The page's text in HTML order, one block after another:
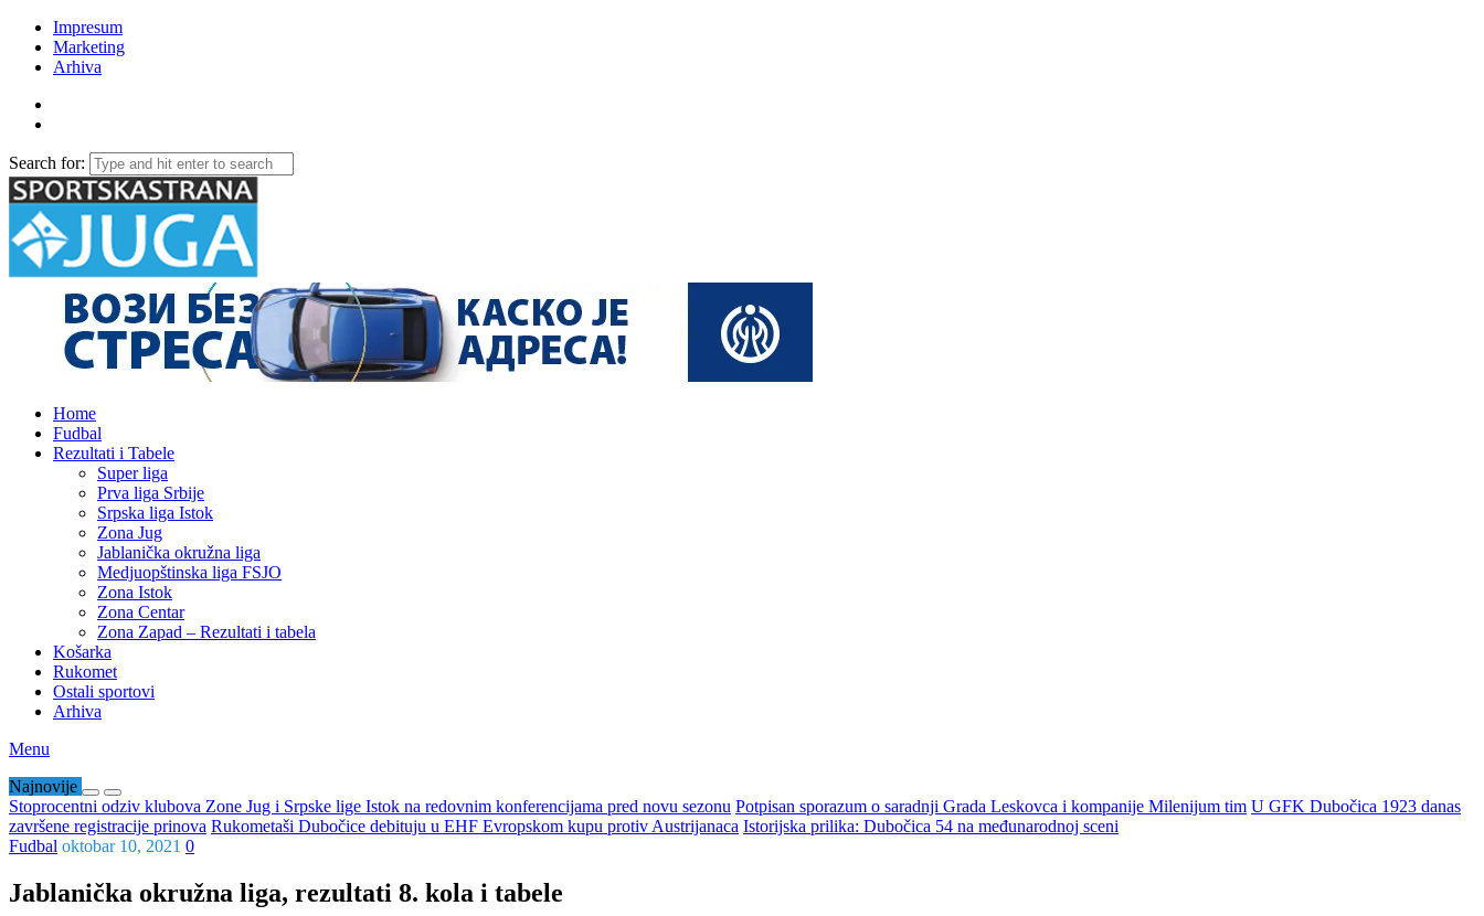
Impresum
Marketing
Arhiva
Search for:
Home
Fudbal
Rezultati i Tabele
Super liga
Prva liga Srbije
Srpska liga Istok
Zona Jug
Jablanička okružna liga
Medjuopštinska liga FSJO
Zona Istok
Zona Centar
Zona Zapad – Rezultati i tabela
Košarka
Rukomet
Ostali sportovi
Arhiva
Menu
Najnovije
Stoprocentni odziv klubova Zone Jug i Srpske lige Istok na redovnim konferencijama pred novu sezonu Potpisan sporazum o saradnji Grada Leskovca i kompanije Milenijum tim U GFK Dubočica 1923 danas
završene registracije prinova Rukometaši Dubočice debituju u EHF Evropskom kupu protiv Austrijanaca Istorijska prilika: Dubočica 54 na međunarodnoj sceni
Fudbal oktobar 10, 2021 0
Jablanička okružna liga, rezultati 8. kola i tabele